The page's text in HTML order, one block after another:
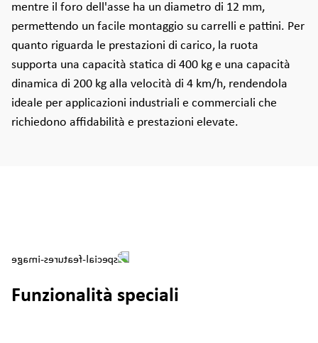
mentre il foro dell'asse ha un diametro di 12 mm,
permettendo un facile montaggio su carrelli e pattini. Per
quanto riguarda le prestazioni di carico, la ruota
supporta una capacità statica di 400 kg e una capacità
dinamica di 200 kg alla velocità di 4 km/h, rendendola
ideale per applicazioni industriali e commerciali che
richiedono affidabilità e prestazioni elevate.
Funzionalità speciali